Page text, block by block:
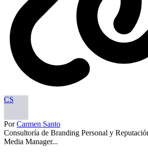
CS
PorCarmen Santo
Consultoría de Branding Personal y
Media Manager...